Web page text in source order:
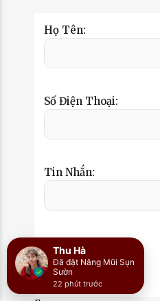
Họ Tên:
Số Điện Thoại:
Tin Nhắn: